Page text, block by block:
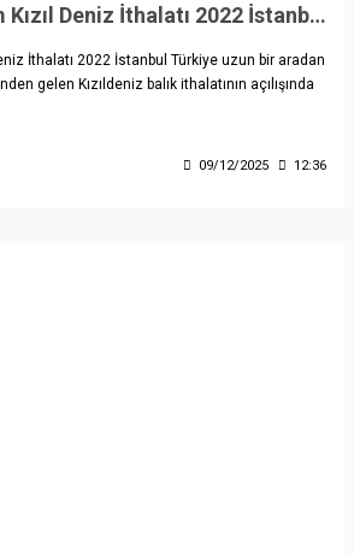
Trend Akvaryum Kızıl Deniz İthalatı 2022 İstanbul Türkiye
İthalatı 2022 İstanbul Türkiye uzun bir aradan
gelen Kızıldeniz balık ithalatının açılışında
09/12/2025 12:36